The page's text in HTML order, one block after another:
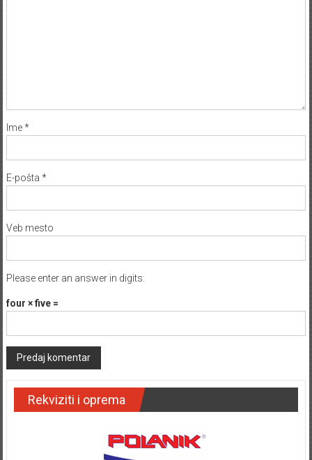
Ime*
E-pošta *
Veb mesto
Please enter an answer in digits:
four × five =
Rekviziti i oprema